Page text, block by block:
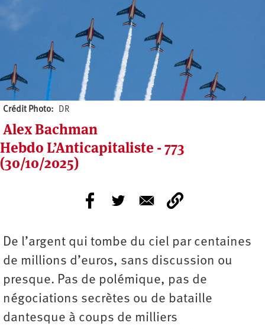
Crédit Photo DR
Alex Bachman
Hebdo L’Anticapitaliste - 773
(30/10/2025)
De l’argent qui tombe du ciel par centaines
de millions d’euros, sans discussion ou
presque. Pas de polémique, pas de
négociations secrètes ou de bataille
dantesque à coups de milliers